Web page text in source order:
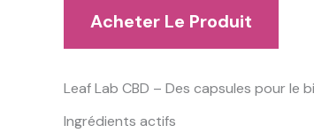
Acheter Le Produit
Leaf Lab CBD – Des capsules pour le
Ingrédients actifs